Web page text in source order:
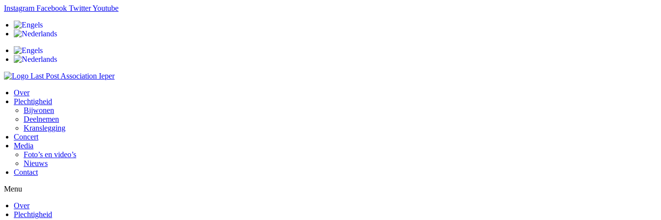
Ga
de
inhoud
Instagram Facebook TwitterYoutube
Over
Plechtigheid
Bijwonen
Deelnemen
Kranslegging
Concert
Media
Foto’s en video’s
Nieuws
Contact
Menu
Over
Plechtigheid